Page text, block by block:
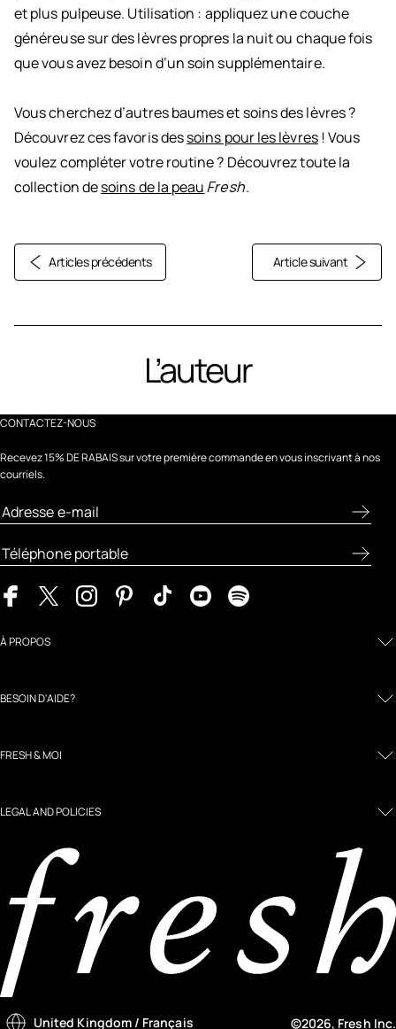
et plus pulpeuse. Utilisation : appliquez une couche
généreuse sur des lèvres propres la nuit ou chaque fois
que vous avez besoin d’un soin supplémentaire.
Vous cherchez d’autres baumes et soins des lèvres ?
Découvrez ces favoris dessoins pour les lèvres! Vous
voulez compléter votre routine ? Découvrez toute la
collection desoins de la peau Fresh.
Articles précédents Article suivant
L’auteur
CONTACTEZ-NOUS
Recevez 15% DE RABAIS sur votre première commande en vous inscrivant à nos
courriels.
À PROPOS
BESOIN D'AIDE?
FRESH & MOI
LEGAL AND POLICIES
United Kingdom / Français ©2026, Fresh Inc.